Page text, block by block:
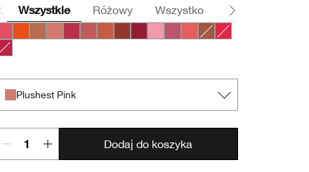
Wszystkie Różowy Wszystko Pomarańczowy
Bursting Blossom
Plushest Pink
Dodaj do koszyka